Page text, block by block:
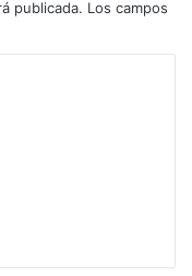
publicada. Los campos